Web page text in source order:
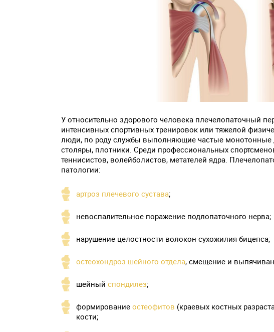
У относительно здорового человека плечелопаточный
интенсивных спортивных тренировок или тяжелой
люди, по роду службы выполняющие частые монотонные
столяры, плотники. Среди профессиональных
теннисистов, волейболистов, метателей ядра.
патологии:
артроз плечевого сустава;
невоспалительное поражение подлопаточного нерва;
нарушение целостности волокон сухожилия бицепса;
остеохондроз шейного отдела, смещение и
шейный спондилез;
формирование остеофитов (краевых костных
кости;